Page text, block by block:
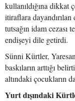
kullanıldığına dikkat
itiraflara
tutsağın idam cezası
endişeyi dile getirdi.
Sünni Kürtler,
baskıların arttığı
altındaki çocukların
Yurt dışındaki